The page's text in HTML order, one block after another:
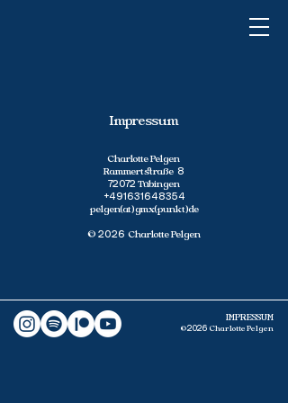
Impressum
Charlotte Pelgen
Rammertstraße 8
72072 Tübingen
+491631648354
pelgen(at)gmx(punkt)de
​© 2026Charlotte Pelgen
IMPRESSUM
​©2026 Charlotte Pelgen